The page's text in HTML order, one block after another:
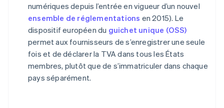
numériques depuis l’entrée en vigueur d’un nouvel
ensemble de réglementations en 2015). Le
dispositif européen du guichet unique (OSS)
permet aux fournisseurs de s’enregistrer une seule
fois et de déclarer la TVA dans tous les États
membres, plutôt que de s’immatriculer dans chaque
pays séparément.